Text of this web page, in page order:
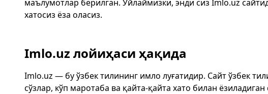
маълумотлар берилган. Ўйлаймизки, энди сиз Imlo.uz
хатосиз ёза оласиз.
Imlo.uz лойиҳаси ҳақида
Imlo.uz — бу ўзбек тилининг имло луғатидир. Сайт ўзбек
сўзлар, кўп маротаба ва қайта-қайта хато билан